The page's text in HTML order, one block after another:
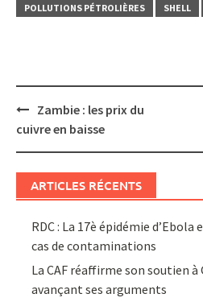
POLLUTIONS PÉTROLIÈRES
SHELL
Post
navigation
Zambie : les prix du
cuivre en baisse
ARTICLES RÉCENTS
RDC : La 17è épidémie
cas de contaminations
La CAF réaffirme son soutien
avançant ses arguments